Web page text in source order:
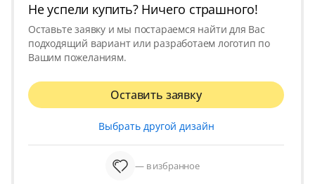
Не успели купить? Ничего страшного!
Оставьте заявку и мы постараемся найти для Вас
подходящий вариант или разработаем логотип по
Вашим пожеланиям.
Оставить заявку
Выбрать другой дизайн
— в избранное